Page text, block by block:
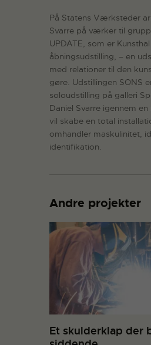
På Statens Værksteder
Svarre på værker til
UPDATE, som er
åbningsudstilling, – en
med relationer til den
gøre. Udstillingen SONS
soloudstilling på galleri
Daniel Svarre igennem
vil skabe en total
omhandler maskulinitet,
identifikation.
Andre projekter
Et skulderklap der